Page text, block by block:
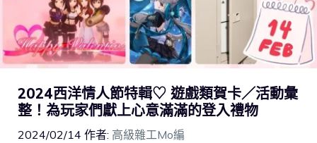
2024西洋情人節特輯♡ 遊戲類賀卡／活動彙
整！為玩家們獻上心意滿滿的登入禮物
2024/02/14 作者: 高級雜工Mo編